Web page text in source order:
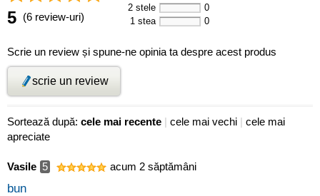
5 (6 review-uri)
2 stele
0
1 stea
0
Scrie un review și spune-ne opinia ta despre acest produs
scrie un review
Sortează după: cele mai recente | cele mai vechi | cele mai
apreciate
Vasile 5 acum 2 săptămâni
bun